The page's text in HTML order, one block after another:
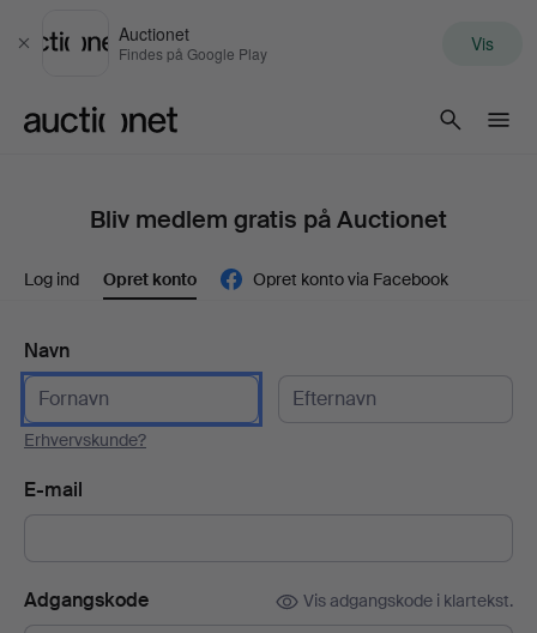
Luk
Auctionet
Findes på Google Play Vis
Bliv medlem gratis på Auctionet
Log ind Opret konto Opret konto via Facebook
Navn
Erhvervskunde?
E-mail
Adgangskode Vis adgangskode i klartekst.